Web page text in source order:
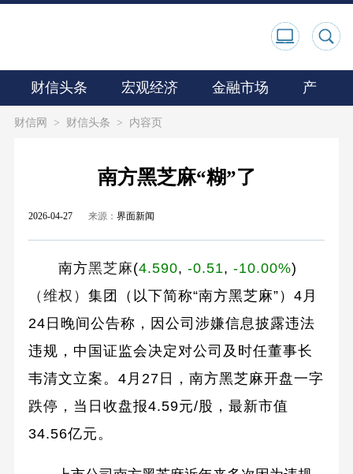
财信头条 宏观经济 金融市场 产业观
财信网 > 财信头条 > 内容页
南方黑芝麻“糊”了
2026-04-27 来源： 界面新闻
南方黑芝麻(4.590, -0.51, -10.00%)
（维权） 集团（以下简称“南方黑芝麻”）4月
24日晚间公告称，因公司涉嫌信息披露违法
违规，中国证监会决定对公司及时任董事长
韦清文立案。4月27日，南方黑芝麻开盘一字
跌停，当日收盘报4.59元/股，最新市值
34.56亿元。